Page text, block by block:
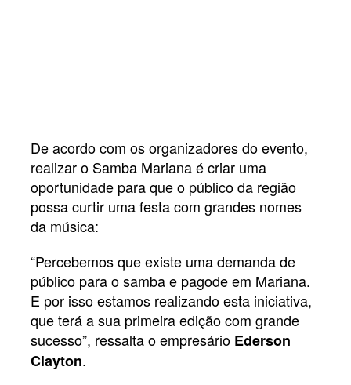
De acordo com os organizadores do evento,
realizar o Samba Mariana é criar uma
oportunidade para que o público da região
possa curtir uma festa com grandes nomes
da música:
“Percebemos que existe uma demanda de
público para o samba e pagode em Mariana.
E por isso estamos realizando esta iniciativa,
que terá a sua primeira edição com grande
sucesso”, ressalta o empresário Ederson
Clayton.